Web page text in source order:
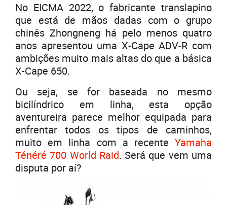
No EICMA 2022, o fabricante translapino
que está de mãos dadas com o grupo
chinês Zhongneng há pelo menos quatro
anos apresentou uma X-Cape ADV-R com
ambições muito mais altas do que a básica
X-Cape 650.
Ou seja, se for baseada no mesmo
bicilíndrico em linha, esta opção
aventureira parece melhor equipada para
enfrentar todos os tipos de caminhos,
muito em linha com a recente Yamaha
Ténéré 700 World Raid. Será que vem uma
disputa por aí?